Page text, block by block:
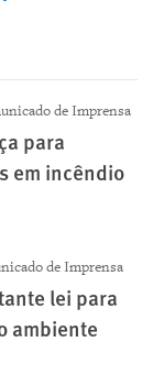
de Imprensa
para
em incêndio
de Imprensa
lei para
ambiente